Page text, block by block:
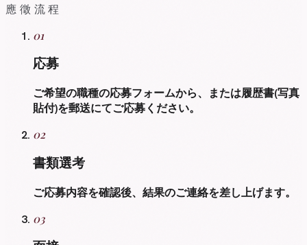
應徵流程
01
応募
ご希望の職種の応募フォームから、または履歴書(写真
貼付)を郵送にてご応募ください。
02
書類選考
ご応募内容を確認後、結果のご連絡を差し上げます。
03